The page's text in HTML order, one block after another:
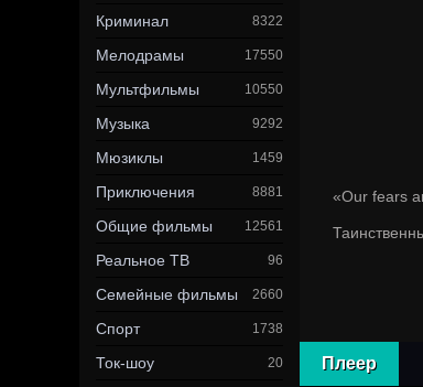
Криминал 8322
Мелодрамы 17550
Мультфильмы 10550
Музыка 9292
Мюзиклы 1459
Приключения 8881
Общие фильмы 12561
Реальное ТВ 96
Семейные фильмы 2660
Спорт 1738
Ток-шоу 20
«Our fears
Плеер